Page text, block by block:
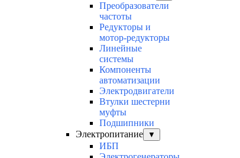
Преобразователи
частоты
Редукторы и
мотор-редукторы
Линейные
системы
Компоненты
автоматизации
Электродвигатели
Втулки шестерни
муфты
Подшипники
Электропитание
▼
ИБП